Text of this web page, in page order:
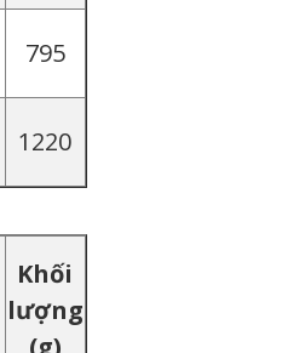
795
1220
Khối
lượng